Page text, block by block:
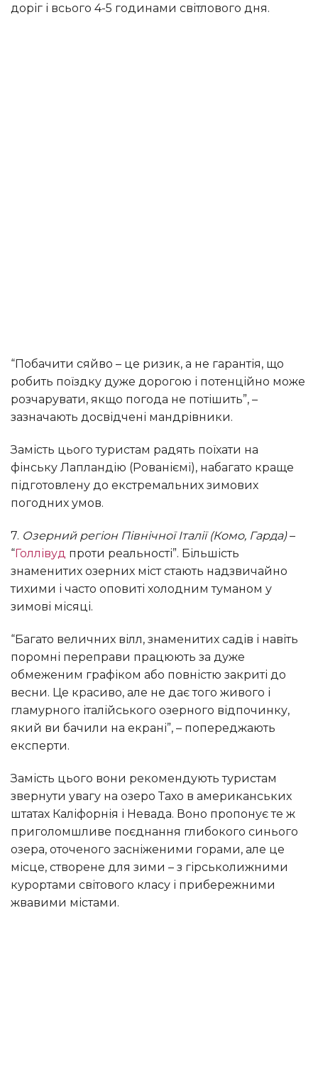
доріг і всього 4-5 годинами світлового дня.
“Побачити сяйво – це ризик, а не гарантія, що
робить поїздку дуже дорогою і потенційно може
розчарувати, якщо погода не потішить”, –
зазначають досвідчені мандрівники.
Замість цього туристам радять поїхати на
фінську Лапландію (Рованіємі), набагато краще
підготовлену до екстремальних зимових
погодних умов.
Озерний регіон Північної Італії (Комо, Гарда)–
“Голлівуд проти реальності”. Більшість
знаменитих озерних міст стають надзвичайно
тихими і часто оповиті холодним туманом у
зимові місяці.
“Багато величних вілл, знаменитих садів і навіть
поромні переправи працюють за дуже
обмеженим графіком або повністю закриті до
весни. Це красиво, але не дає того живого і
гламурного італійського озерного відпочинку,
який ви бачили на екрані”, – попереджають
експерти.
Замість цього вони рекомендують туристам
звернути увагу на озеро Тахо в американських
штатах Каліфорнія і Невада. Воно пропонує те ж
приголомшливе поєднання глибокого синього
озера, оточеного засніженими горами, але це
місце, створене для зими – з гірськолижними
курортами світового класу і прибережними
жвавими містами.